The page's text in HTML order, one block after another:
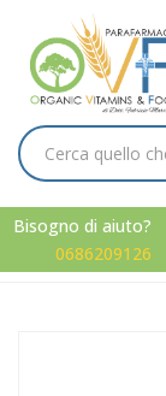
Bisogno di aiuto?
0686209126